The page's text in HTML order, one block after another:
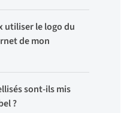
utiliser le logo du
de mon
sont-ils mis
?